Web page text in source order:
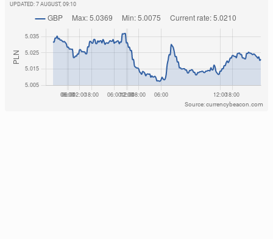
UPDATED: 7 AUGUST, 09:10
Source: currencybeacon.com